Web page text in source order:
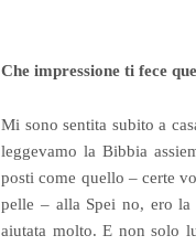
Che impressione ti fece
Mi sono sentita subito a
leggevamo la Bibbia
posti come quello – certe
pelle – alla Spei no, ero
aiutata molto. E non solo